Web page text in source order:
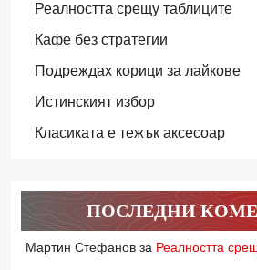
Реалността срещу таблиците
Кафе без стратегии
Подреждах корици за лайкове
Истинският избор
Класиката е тежък аксесоар
ПОСЛЕДНИ
Мартин Стефанов за Реалността